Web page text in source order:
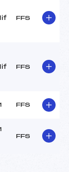
FFS
FFS
FFS
FFS